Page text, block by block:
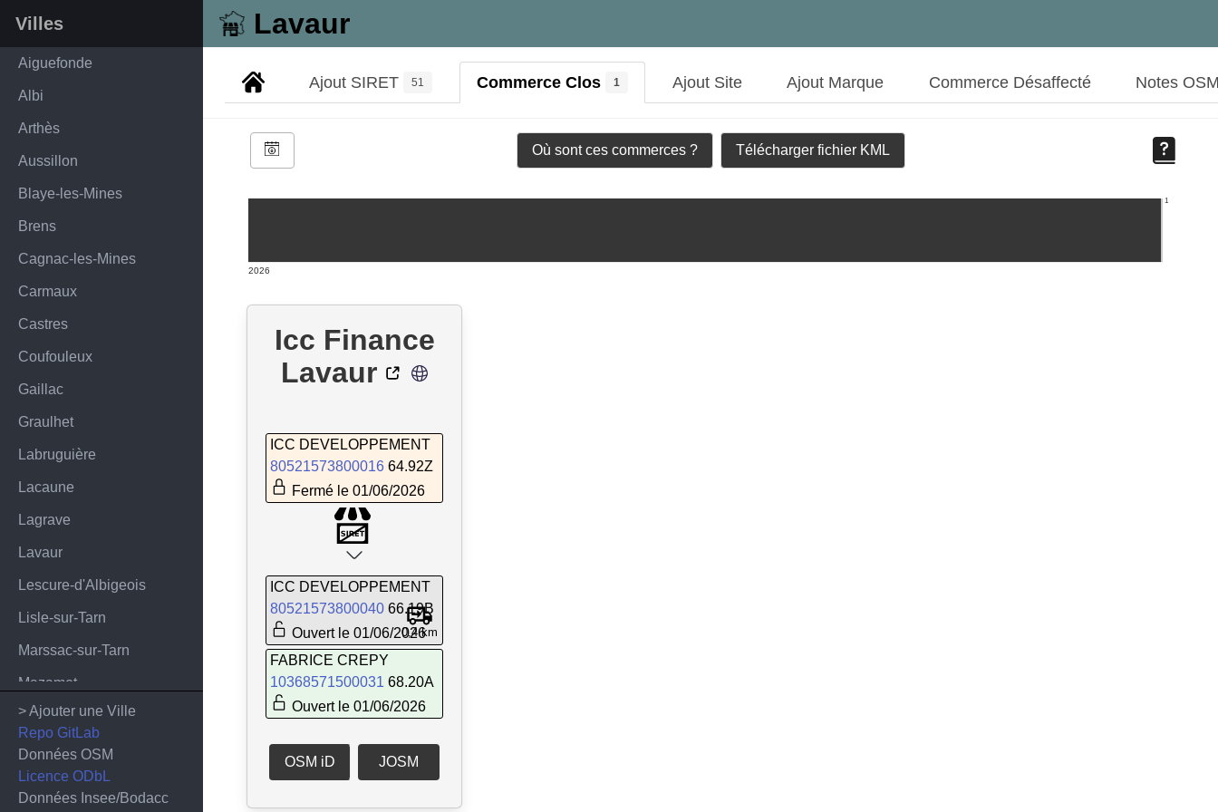
Lavaur
Villes
Aiguefonde
Albi
Arthès
Aussillon
Blaye-les-Mines
Brens
Cagnac-les-Mines
Carmaux
Castres
Coufouleux
Gaillac
Graulhet
Labruguière
Lacaune
Lagrave
Lavaur
Lescure-d'Albigeois
Lisle-sur-Tarn
Marssac-sur-Tarn
Mazamet
Payrin-Augmontel
Pont-de-Larn
Puygouzon
> Ajouter une Ville
Repo GitLab
Données OSM
Licence ODbL
Données Insee/Bodacc
Ajout SIRET 51 Commerce Clos 1 Ajout Site Ajout Marque Commerce Désaffecté Notes
Où sont ces commerces ? Télécharger fichier KML
1
2026
Icc Finance
Lavaur
ICC DEVELOPPEMENT
80521573800016 64.92Z
Fermé le 01/06/2026
ICC DEVELOPPEMENT
80521573800040 66.19B
Ouvert le 01/06/2026
0,4 km
FABRICE CREPY
10368571500031 68.20A
Ouvert le 01/06/2026
OSM iD JOSM